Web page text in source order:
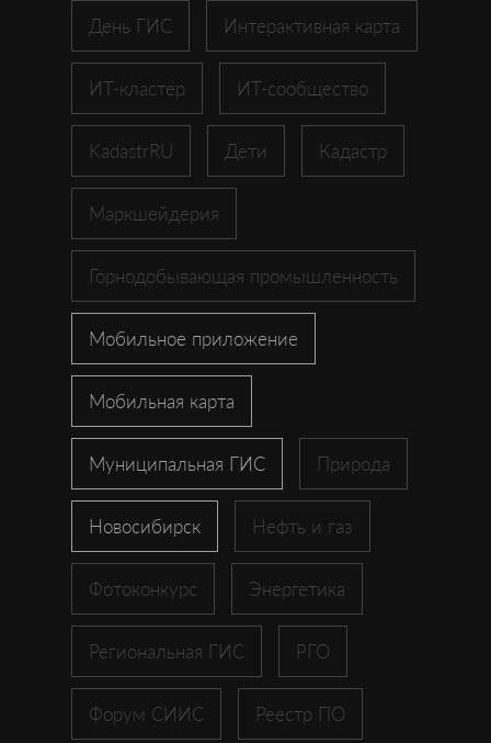
День ГИС Интерактивная карта
ИТ-кластер ИТ-сообщество
KadastrRU Дети Кадастр
Маркшейдерия
Горнодобывающая промышленность
Мобильное приложение
Мобильная карта
Муниципальная ГИС Природа
Новосибирск Нефть и газ
Фотоконкурс Энергетика
Региональная ГИС РГО
Форум СИИС Реестр ПО